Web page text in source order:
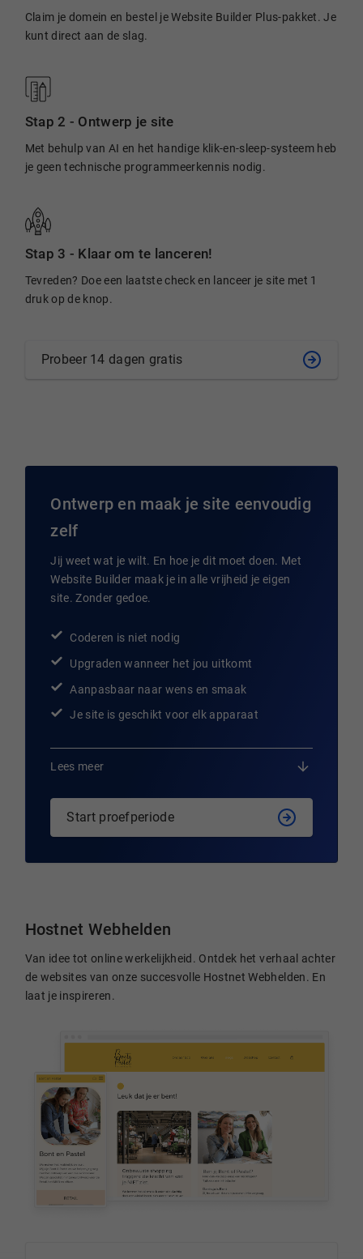
Claim je domein en bestel je Website Builder Plus-pakket. Je
kunt direct aan de slag.
Stap 2 - Ontwerp je site
Met behulp van AI en het handige klik-en-sleep-systeem heb
je geen technische programmeerkennis nodig.
Stap 3 - Klaar om te lanceren!
Tevreden? Doe een laatste check en lanceer je site met 1
druk op de knop.
Probeer 14 dagen gratis
Ontwerp en maak je site eenvoudig
zelf
Jij weet wat je wilt. En hoe je dit moet doen. Met
Website Builder maak je in alle vrijheid je eigen
site. Zonder gedoe.
Coderen is niet nodig
Upgraden wanneer het jou uitkomt
Aanpasbaar naar wens en smaak
Je site is geschikt voor elk apparaat
Lees meer
Start proefperiode
Hostnet Webhelden
Van idee tot online werkelijkheid. Ontdek het verhaal achter
de websites van onze succesvolle Hostnet Webhelden. En
laat je inspireren.